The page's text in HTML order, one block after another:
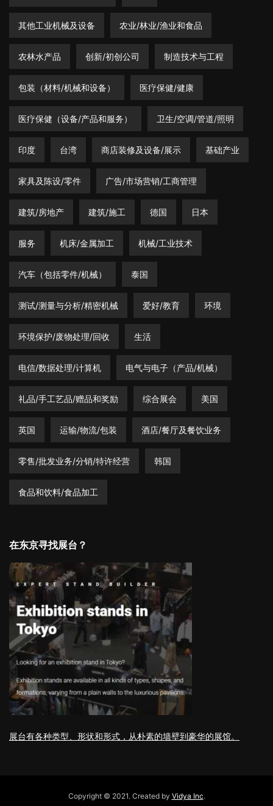
其他工业机械及设备 农业/林业/渔业和食品
农林水产品 创新/初创公司 制造技术与工程
包装（材料/机械和设备） 医疗保健/健康
医疗保健（设备/产品和服务） 卫生/空调/管道/照明
印度 台湾 商店装修及设备/展示 基础产业
家具及陈设/零件 广告/市场营销/工商管理
建筑/房地产 建筑/施工 德国 日本
服务 机床/金属加工 机械/工业技术
汽车（包括零件/机械） 泰国
测试/测量与分析/精密机械 爱好/教育 环境
环境保护/废物处理/回收 生活
电信/数据处理/计算机 电气与电子（产品/机械）
礼品/手工艺品/赠品和奖励 综合展会 美国
英国 运输/物流/包装 酒店/餐厅及餐饮业务
零售/批发业务/分销/特许经营 韩国
食品和饮料/食品加工
在东京寻找展台？
展台有各种类型、形状和形式，从朴素的墙壁到豪华的展馆。
Copyright © 2021. Created by Vidya Inc.